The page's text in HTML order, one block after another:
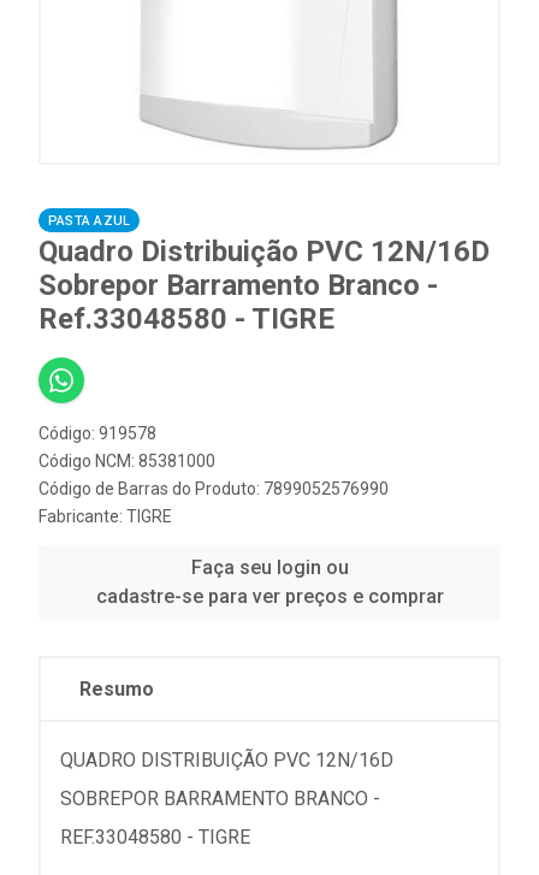
PASTA AZUL
Quadro Distribuição PVC 12N/16D
Sobrepor Barramento Branco -
Ref.33048580 - TIGRE
Código: 919578
Código NCM: 85381000
Código de Barras do Produto: 7899052576990
Fabricante: TIGRE
Faça seu login ou
cadastre-se para ver preços e comprar
Resumo
QUADRO DISTRIBUIÇÃO PVC 12N/16D
SOBREPOR BARRAMENTO BRANCO -
REF.33048580 - TIGRE